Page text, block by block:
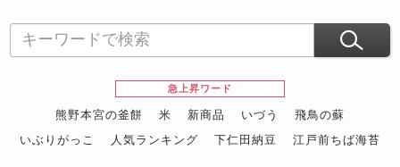
急上昇ワード
熊野本宮の釜餅 米 新商品 いづう
飛鳥の蘇
いぶりがっこ
人気ランキング 下仁田納豆
江戸前ちば海苔